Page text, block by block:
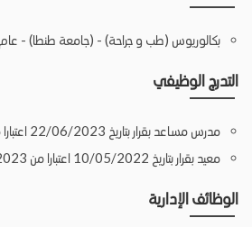
بكالوريوس (طب و جراحة) - (جامعة طنطا) - عام 2017
التدرج الوظيفي
مدرس مساعد بقرار بتاريخ 22/06/2023 اعتبارا من 22/06/2023
معيد بقرار بتاريخ 10/05/2022 اعتبارا من 14/03/2023
الوظائف الإدارية